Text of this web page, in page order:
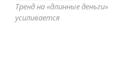
Тренд на «длинные деньги»
усиливается